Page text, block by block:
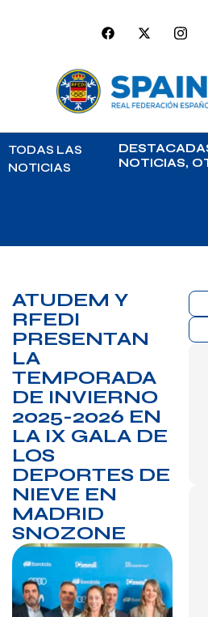
TODAS LAS
NOTICIAS
NOTICIAS,
ATUDEM Y
RFEDI
PRESENTAN
LA
TEMPORADA
DE INVIERNO
2025-2026 EN
LA IX GALA DE
LOS
DEPORTES DE
NIEVE EN
MADRID
SNOZONE